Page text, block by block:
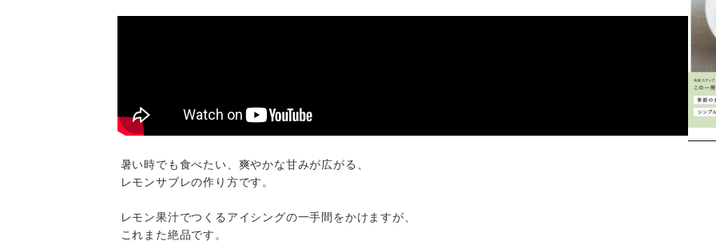
暑い時でも食べたい、爽やかな甘みが広がる、
レモンサブレの作り方です。
レモン果汁でつくるアイシングの一手間をかけますが、
これまた絶品です。